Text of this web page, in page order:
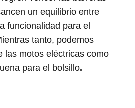
un equilibrio entre
funcionalidad para el
tanto, podemos
las motos eléctricas como
para el bolsillo.